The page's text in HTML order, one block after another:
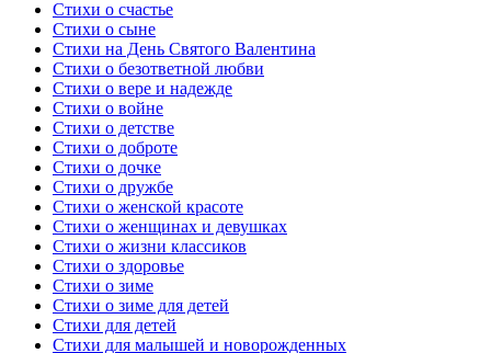
Стихи о счастье
Стихи о сыне
Стихи на День Святого Валентина
Стихи о безответной любви
Стихи о вере и надежде
Стихи о войне
Стихи о детстве
Стихи о доброте
Стихи о дочке
Стихи о дружбе
Стихи о женской красоте
Стихи о женщинах и девушках
Стихи о жизни классиков
Стихи о здоровье
Стихи о зиме
Стихи о зиме для детей
Стихи для детей
Стихи для малышей и новорожденных